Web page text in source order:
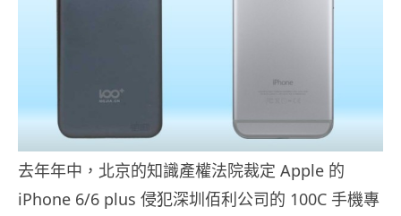
去年年中，北京的知識產權法院裁定 Apple 的
iPhone 6/6 plus 侵犯深圳佰利公司的 100C 手機專